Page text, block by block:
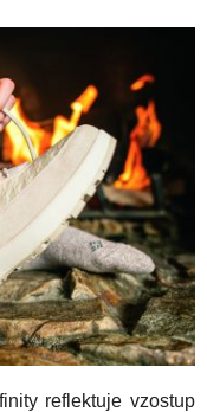
reflektuje vzostup